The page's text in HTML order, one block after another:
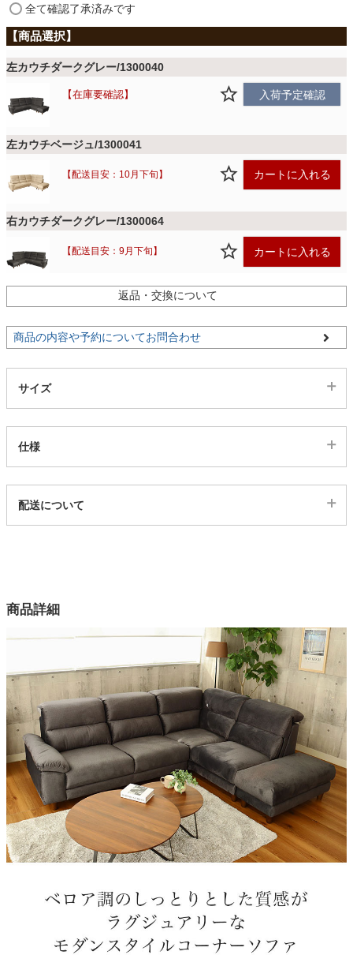
ラグ
マット
生活用品
キッチン用品
家電・照明器具
インテリア雑貨
必
須
)
全て確認了承済みです
左カウチダークグレー/1300040
在庫要確認 入荷予定確認
左カウチベージュ/1300041
【配送目安：10月下旬】 カートに入れる
右カウチダークグレー/1300064
【配送目安：9月下旬】 カートに入れる
右カウチベージュ/1300065
カートに入れる
返品・交換について
商品の内容や予約についてお問合わせ
サイズ
仕様
1300040
4色
ウレタン、シリコンフィル
内部構造（座部）
ポケットコイル、ウレタン
木部素材
天然木
張地
ファブリック（ポリエステル100％）
特徴
手で回してねじ込み式
配送について
商品詳細